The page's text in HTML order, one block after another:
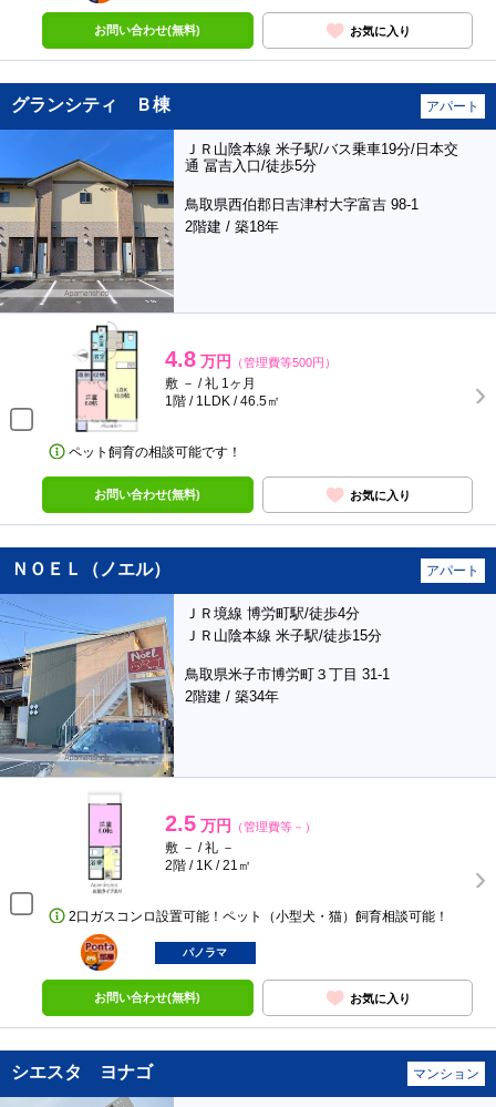
お問い合わせ(無料) お気に入り
グランシティ Ｂ棟 アパート
ＪＲ山陰本線 米子駅/バス乗車19分/日本交
通 冨吉入口/徒歩5分
鳥取県西伯郡日吉津村大字富吉 98-1
2階建 / 築18年
4.8 万円 （管理費等500円）
敷 － / 礼 1ヶ月
1階 / 1LDK / 46.5㎡
ペット飼育の相談可能です！
お問い合わせ(無料) お気に入り
ＮＯＥＬ（ノエル） アパート
ＪＲ境線 博労町駅/徒歩4分
ＪＲ山陰本線 米子駅/徒歩15分
鳥取県米子市博労町３丁目 31-1
2階建 / 築34年
2.5 万円 （管理費等－）
敷 － / 礼 －
2階 / 1K / 21㎡
2口ガスコンロ設置可能！ペット（小型犬・猫）飼育相談可能！
ポンタ
部屋
パノラマ
お問い合わせ(無料) お気に入り
シエスタ ヨナゴ マンション